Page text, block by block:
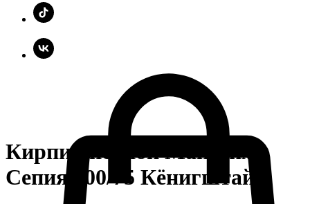
Кирпич печной Мангейм
Сепия 300/75 Кёнигштайн